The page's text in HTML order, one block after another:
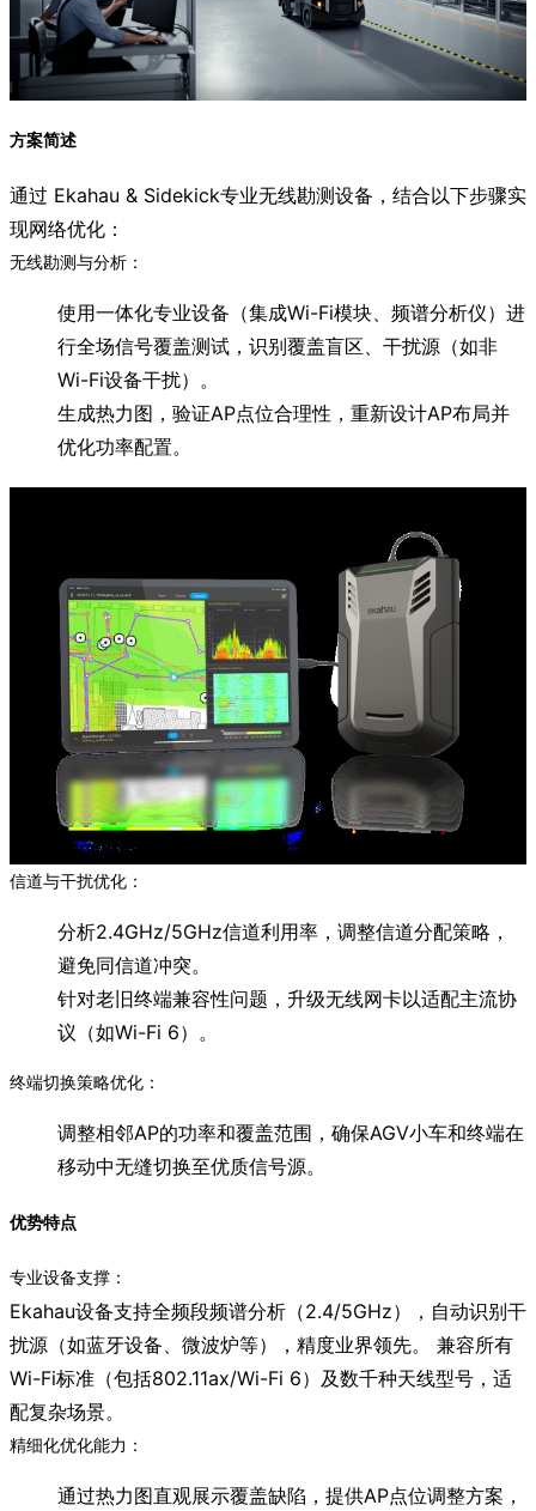
方案简述
通过 Ekahau & Sidekick专业无线勘测设备，结合以下步骤实
现网络优化：
无线勘测与分析：
使用一体化专业设备（集成Wi-Fi模块、频谱分析仪）进
行全场信号覆盖测试，识别覆盖盲区、干扰源（如非
Wi-Fi设备干扰）。
生成热力图，验证AP点位合理性，重新设计AP布局并
优化功率配置。
信道与干扰优化：
分析2.4GHz/5GHz信道利用率，调整信道分配策略，
避免同信道冲突。
针对老旧终端兼容性问题，升级无线网卡以适配主流协
议（如Wi-Fi 6）。
终端切换策略优化：
调整相邻AP的功率和覆盖范围，确保AGV小车和终端在
移动中无缝切换至优质信号源。
优势特点
专业设备支撑：
Ekahau设备支持全频段频谱分析（2.4/5GHz），自动识别干
扰源（如蓝牙设备、微波炉等），精度业界领先。 兼容所有
Wi-Fi标准（包括802.11ax/Wi-Fi 6）及数千种天线型号，适
配复杂场景。
精细化优化能力：
通过热力图直观展示覆盖缺陷，提供AP点位调整方案，